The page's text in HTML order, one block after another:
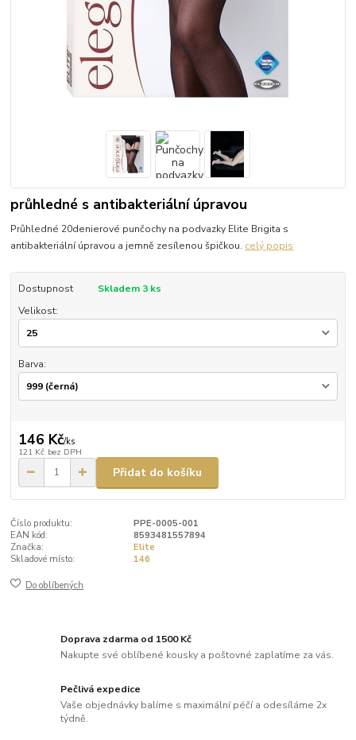
průhledné s antibakteriální úpravou
Průhledné 20denierové punčochy na podvazky Elite Brigita s
antibakteriální úpravou a jemně zesílenou špičkou. celý popis
Dostupnost
Skladem 3 ks
Velikost:
Barva:
146 Kč/ks
121 Kč bez DPH
Přidat do košíku
Číslo produktu:
PPE-0005-001
EAN kód:
8593481557894
Značka:
Elite
Skladové místo:
146
Do oblíbených
Doprava zdarma od 1500 Kč
Nakupte své oblíbené kousky a poštovné zaplatíme za vás.
Pečlivá expedice
Vaše objednávky balíme s maximální péčí a odesíláme 2x
týdně.